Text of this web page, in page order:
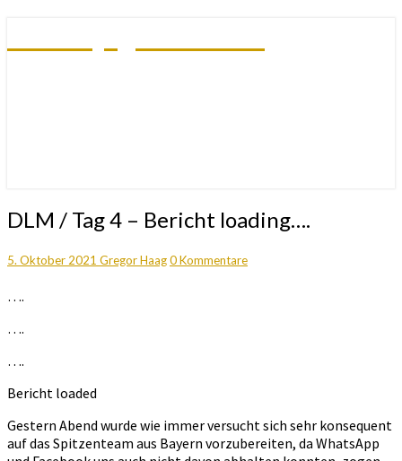
DLM
/
4
Bericht
DLM / Tag 4 – Bericht loading….
5. Oktober 2021 Gregor HaagKommentare
0 Kommentare
….
….
….
Bericht loaded
Gestern Abend wurde wie immer versucht sich sehr konsequent
auf das Spitzenteam aus Bayern vorzubereiten, da WhatsApp